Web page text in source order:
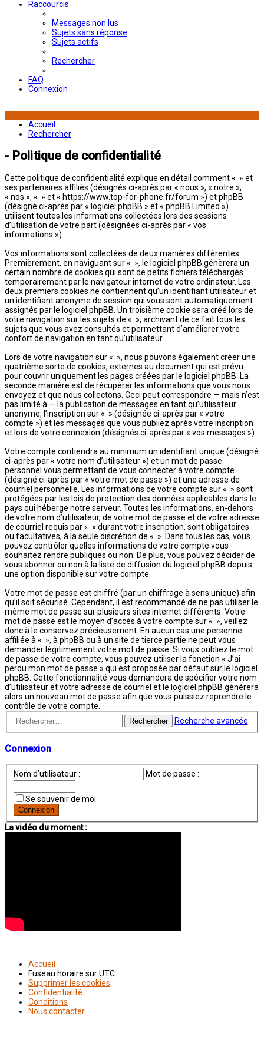
Raccourcis
Messages non lus
Sujets sans réponse
Sujets actifs
Rechercher
FAQ
Connexion
Accueil
Rechercher
- Politique de confidentialité
Cette politique de confidentialité explique en détail comment « » et
ses partenaires affiliés (désignés ci-après par « nous », « notre »,
« nos », « » et « https://www.top-for-phone.fr/forum ») et phpBB
(désigné ci-après par « logiciel phpBB » et « phpBB Limited »)
utilisent toutes les informations collectées lors des sessions
d’utilisation de votre part (désignées ci-après par « vos
informations »).
Vos informations sont collectées de deux manières différentes.
Premièrement, en naviguant sur « », le logiciel phpBB génèrera un
certain nombre de cookies qui sont de petits fichiers téléchargés
temporairement par le navigateur internet de votre ordinateur. Les
deux premiers cookies ne contiennent qu’un identifiant utilisateur et
un identifiant anonyme de session qui vous sont automatiquement
assignés par le logiciel phpBB. Un troisième cookie sera créé lors de
votre navigation sur les sujets de « », archivant de ce fait tous les
sujets que vous avez consultés et permettant d’améliorer votre
confort de navigation en tant qu’utilisateur.
Lors de votre navigation sur « », nous pouvons également créer une
quatrième sorte de cookies, externes au document qui est prévu
pour couvrir uniquement les pages créées par le logiciel phpBB. La
seconde manière est de récupérer les informations que vous nous
envoyez et que nous collectons. Ceci peut correspondre — mais n’est
pas limité à — la publication de messages en tant qu’utilisateur
anonyme, l’inscription sur « » (désignée ci-après par « votre
compte ») et les messages que vous publiez après votre inscription
et lors de votre connexion (désignés ci-après par « vos messages »).
Votre compte contiendra au minimum un identifiant unique (désigné
ci-après par « votre nom d’utilisateur ») et un mot de passe
personnel vous permettant de vous connecter à votre compte
(désigné ci-après par « votre mot de passe ») et une adresse de
courriel personnelle. Les informations de votre compte sur « » sont
protégées par les lois de protection des données applicables dans le
pays qui héberge notre serveur. Toutes les informations, en-dehors
de votre nom d’utilisateur, de votre mot de passe et de votre adresse
de courriel requis par « » durant votre inscription, sont obligatoires
ou facultatives, à la seule discrétion de « ». Dans tous les cas, vous
pouvez contrôler quelles informations de votre compte vous
souhaitez rendre publiques ou non. De plus, vous pouvez décider de
vous abonner ou non à la liste de diffusion du logiciel phpBB depuis
une option disponible sur votre compte.
Votre mot de passe est chiffré (par un chiffrage à sens unique) afin
qu’il soit sécurisé. Cependant, il est recommandé de ne pas utiliser le
même mot de passe sur plusieurs sites internet différents. Votre
mot de passe est le moyen d’accès à votre compte sur « », veillez
donc à le conservez précieusement. En aucun cas une personne
affiliée à « », à phpBB ou à un site de tierce partie ne peut vous
demander légitimement votre mot de passe. Si vous oubliez le mot
de passe de votre compte, vous pouvez utiliser la fonction « J’ai
perdu mon mot de passe » qui est proposée par défaut sur le logiciel
phpBB. Cette fonctionnalité vous demandera de spécifier votre nom
d’utilisateur et votre adresse de courriel et le logiciel phpBB générera
alors un nouveau mot de passe afin que vous puissiez reprendre le
contrôle de votre compte.
Rechercher Recherche avancée
Connexion
Nom d’utilisateur : Mot de passe :
Se souvenir de moi
La vidéo du moment :
Accueil
Fuseau horaire surUTC
Supprimer les cookies
Confidentialité
Conditions
Nous contacter